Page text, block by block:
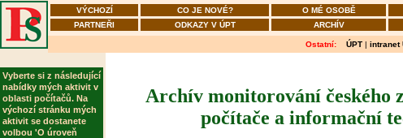
VÝCHOZÍ CO JE NOVÉ? O MÉ OSOBĚ
PARTNEŘI
ODKAZY V ÚPT ARCHÍV
Ostatní: ÚPT | intranet
Vyberte si z následující
nabídky mých aktivit v
oblasti počítačů. Na
výchozí stránku mých
aktivit se dostanete
volbou 'O úroveň
Archív monitorování českého
počítače a informační